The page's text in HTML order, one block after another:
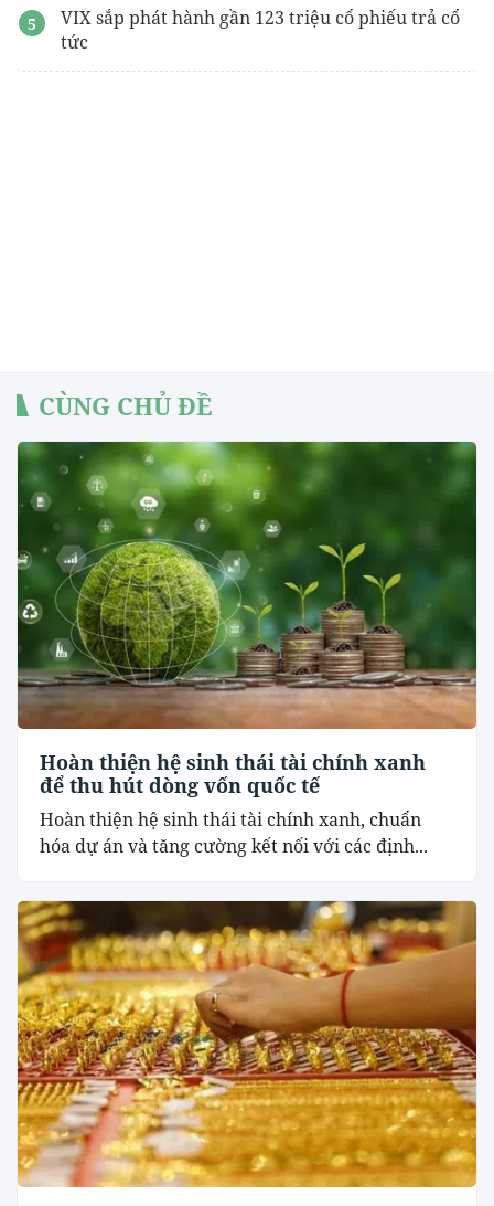
VIX sắp phát hành gần 123 triệu cổ phiếu trả cổ
tức
CÙNG CHỦ ĐỀ
Hoàn thiện hệ sinh thái tài chính xanh
để thu hút dòng vốn quốc tế
Hoàn thiện hệ sinh thái tài chính xanh, chuẩn
hóa dự án và tăng cường kết nối với các định...